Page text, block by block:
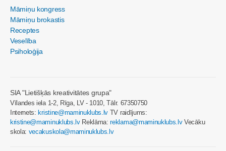
Māmiņu kongress
Māmiņu brokastis
Receptes
Veselība
Psiholoģija
SIA "Lietišķās kreativitātes grupa"
Vīlandes iela 1-2, Rīga, LV - 1010, Tālr. 67350750
Internets:kristine@maminuklubs.lv TV raidījums:
kristine@maminuklubs.lvReklāma:reklama@maminuklubs.lvVecāku
skola: vecakuskola@maminuklubs.lv